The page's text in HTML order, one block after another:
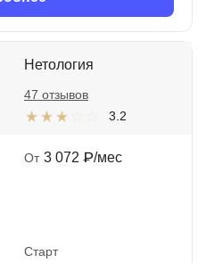
Нетология
3.2
47 отзывов
От 3 072 ₽/мес
Старт